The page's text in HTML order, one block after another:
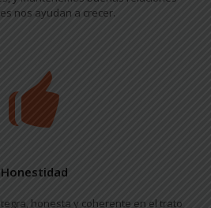
nos ayudan a crecer.
Honestidad
honesta y coherente en el trato